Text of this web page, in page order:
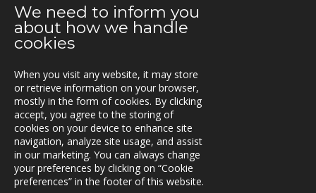
2021-02-24
Nya lokaler i Oslo
2021-01-29
En attraktiv arbetsgivare!
2021-01-11
Triona expanderar i Göteborg
2021-01-07
FleetControl - Transdevs IoT-plattform
2020-12-18
We need to inform you
about how we handle
cookies
When you visit any website, it may store
or retrieve information on your browser,
mostly in the form of cookies. By clicking
accept, you agree to the storing of
cookies on your device to enhance site
navigation, analyze site usage, and assist
in our marketing. You can always change
your preferences by clicking on “Cookie
preferences” in the footer of this website.